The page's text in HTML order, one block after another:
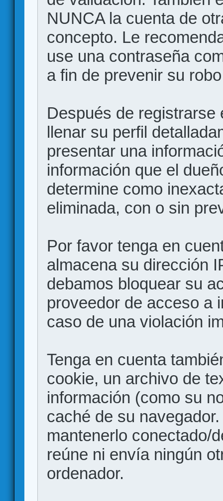
NUNCA la cuenta de
concepto. Le
use una contraseña
a fin de prevenir su
Después de registrarse
llenar su perfil
presentar una
información que el
determine como
eliminada, con o sin
Por favor tenga en
almacena su dirección
debamos bloquear su
proveedor de acceso a
caso de una violación
Tenga en cuenta
cookie, un archivo de
información (como su
caché de su
mantenerlo conectado/
reúne ni envía ningún
ordenador.